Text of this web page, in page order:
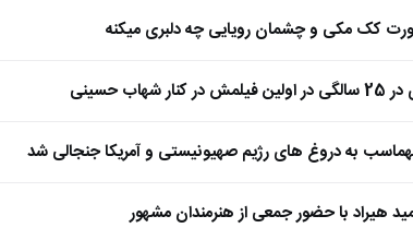
کک مکی و چشمان رویایی چه دلبری میکنه
حسینی
به دروغ های رژیم صهیونیستی و آمریکا جنجالی شد
هیراد با حضور جمعی از هنرمندان مشهور